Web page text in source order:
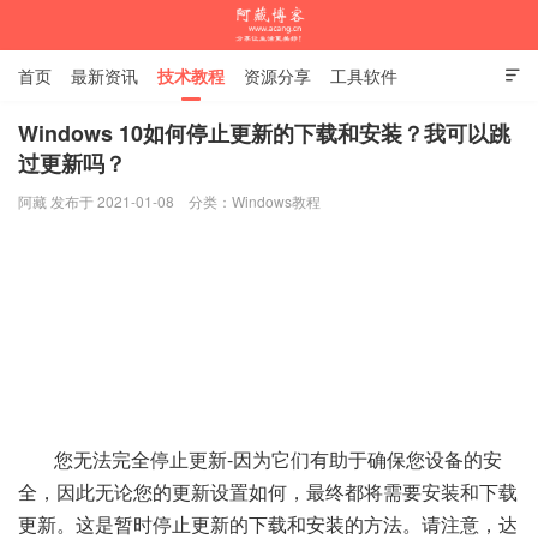
阿藏博客

首页 最新资讯 技术教程 资源分享 工具软件
杂谈随笔
Windows 10如何停止更新的下载和安装？我可以跳
过更新吗？
阿藏 发布于 2021-01-08 分类： Windows教程
您无法完全停止更新-因为它们有助于确保您设备的安
全，因此无论您的更新设置如何，最终都将需要安装和下载
更新。这是暂时停止更新的下载和安装的方法。 请注意，达